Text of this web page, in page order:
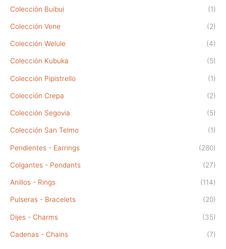
Colección Buibui (1)
Colección Vene (2)
Colección Welule (4)
Colección Kubuka (5)
Colección Pipistrello (1)
Colección Crepa (2)
Colección Segovia (5)
Colección San Telmo (1)
Pendientes - Earrings (280)
Colgantes - Pendants (27)
Anillos - Rings (114)
Pulseras - Bracelets (20)
Dijes - Charms (35)
Cadenas - Chains (7)